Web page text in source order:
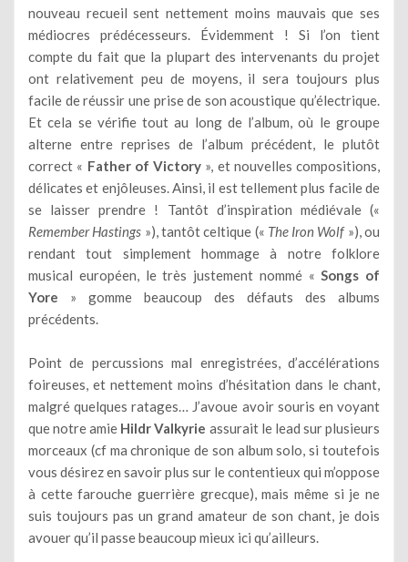
nouveau recueil sent nettement moins mauvais que ses
médiocres prédécesseurs. Évidemment ! Si l’on tient
compte du fait que la plupart des intervenants du projet
ont relativement peu de moyens, il sera toujours plus
facile de réussir une prise de son acoustique qu’électrique.
Et cela se vérifie tout au long de l’album, où le groupe
alterne entre reprises de l’album précédent, le plutôt
correct « Father of Victory », et nouvelles compositions,
délicates et enjôleuses. Ainsi, il est tellement plus facile de
se laisser prendre ! Tantôt d’inspiration médiévale («
Remember Hastings »), tantôt celtique (« The Iron Wolf»), ou
rendant tout simplement hommage à notre folklore
musical européen, le très justement nommé «Songs of
Yore » gomme beaucoup des défauts des albums
précédents.
Point de percussions mal enregistrées, d’accélérations
foireuses, et nettement moins d’hésitation dans le chant,
malgré quelques ratages… J’avoue avoir souris en voyant
que notre amie Hildr Valkyrie assurait le lead sur plusieurs
morceaux (cf ma chronique de son album solo, si toutefois
vous désirez en savoir plus sur le contentieux qui m’oppose
à cette farouche guerrière grecque), mais même si je ne
suis toujours pas un grand amateur de son chant, je dois
avouer qu’il passe beaucoup mieux ici qu’ailleurs.